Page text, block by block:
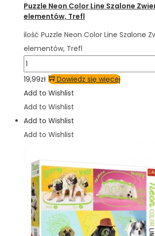
Puzzle Neon Color Line Szalone
elementów, Trefl
ilość Puzzle Neon Color Line Szalone
elementów, Trefl
19,99zł
Dowiedz się więcej
Add to Wishlist
Add to Wishlist
Add to Wishlist
Add to Wishlist